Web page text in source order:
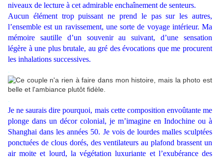
niveaux de lecture à cet admirable enchaînement de senteurs.
Aucun élément trop puissant ne prend le pas sur les autres,
l’ensemble est un ravissement, une sorte de voyage intérieur. Ma
mémoire sautille d’un souvenir au suivant, d’une sensation
légère à une plus brutale, au gré des évocations que me procurent
les inhalations successives.
.
.
Je ne saurais dire pourquoi, mais cette composition envoûtante me
plonge dans un décor colonial, je m’imagine en Indochine ou à
Shanghai dans les années 50. Je vois de lourdes malles sculptées
ponctuées de clous dorés, des ventilateurs au plafond brassent un
air moite et lourd, la végétation luxuriante et l’exubérance des